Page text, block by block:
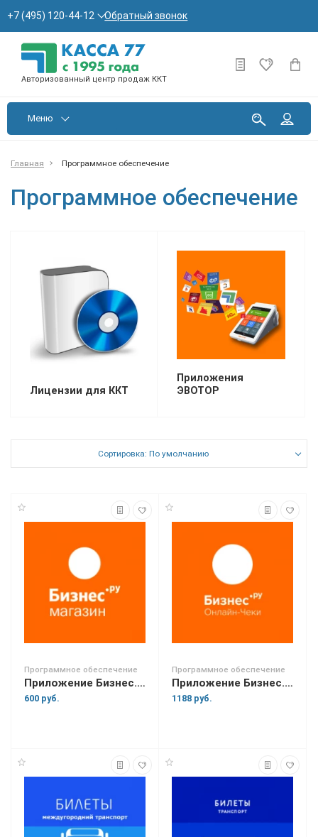
+7 (495) 120-44-12 Обратный звонок
Авторизованный центр продаж ККТ
Меню
Главная Программное обеспечение
Программное обеспечение
Лицензии для ККТ
Приложения
ЭВОТОР
Сортировка: По умолчанию
Программное обеспечение
Приложение Бизнес.Ру Магазин
600 руб.
Программное обеспечение
Приложение Бизнес.Ру Онлайн-Чеки
1188 руб.